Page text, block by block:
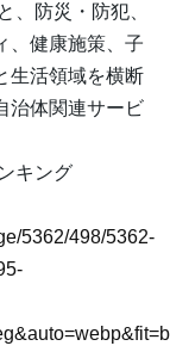
、防災・防犯、
、健康施策、子
生活領域を横断
治体関連サービ
キング
5362/498/5362-